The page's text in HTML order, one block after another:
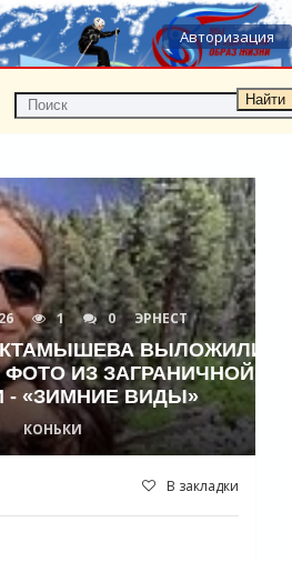
Авторизация
Найти
1 0 ЭРНЕСТ
ВЫЛОЖИЛИ
ИЗ ЗАГРАНИЧНОЙ
- «ЗИМНИЕ ВИДЫ»
КОНЬКИ
В закладки